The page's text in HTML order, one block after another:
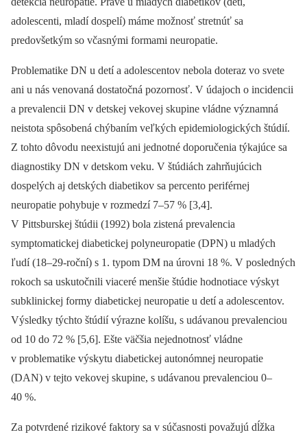
adolescenti, mladí dospelí) máme možnosť stretnúť sa
predovšetkým so včasnými formami neuropatie.
Problematike DN u detí a adolescentov nebola doteraz vo svete
ani u nás venovaná dostatočná pozornosť. V úda­joch o incidencii
a prevalencii DN v detskej vekovej skupine vládne významná
neistota spôsobená chýbaním veľkých epidemiologických štúdií.
Z tohto dôvodu neexistujú ani jednotné doporučenia týkajúce sa
diagnostiky DN v detskom veku. V štúdiách zahrňujúcich
dospelých aj detských diabetikov sa percento periférnej
neuropatie pohybuje v rozmedzí 7–57 % [3,4].
V Pittsburskej štúdii (1992) bola zistená prevalencia
symptomatickej diabetickej polyneuropatie (DPN) u mladých
ľudí (18–29-roční) s 1. typom DM na úrovni 18 %. V posledných
rokoch sa uskutočnili viaceré menšie štúdie hodnotiace výskyt
subklinickej formy diabetickej neuropatie u detí a adolescentov.
Výsledky týchto štúdií výrazne kolíšu, s udávanou prevalenciou
od 10 do 72 % [5,6]. Ešte väčšia nejednotnosť vládne
v problematike výskytu diabetickej autonómnej neuropatie
(DAN) v tejto vekovej skupine, s udávanou prevalenciou 0–
40 %.
Za potvrdené rizikové faktory sa v súčasnosti považujú dĺžka